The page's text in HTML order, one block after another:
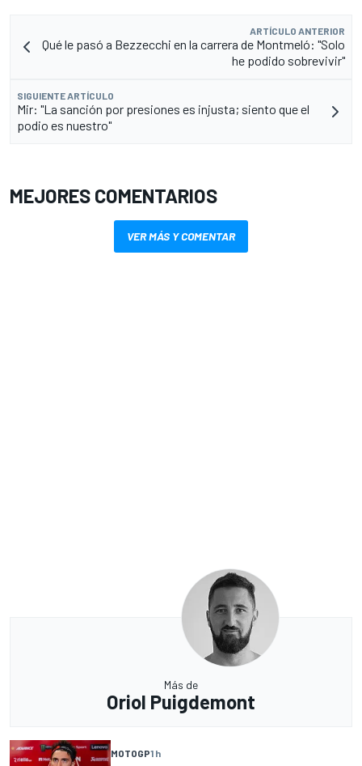
ARTÍCULO ANTERIOR
Qué le pasó a Bezzecchi en la carrera de Montmeló: "Solo
he podido sobrevivir"
SIGUIENTE ARTÍCULO
Mir: "La sanción por presiones es injusta; siento que el
podio es nuestro"
MEJORES COMENTARIOS
VER MÁS Y COMENTAR
Más de
Oriol Puigdemont
MOTOGP1 h